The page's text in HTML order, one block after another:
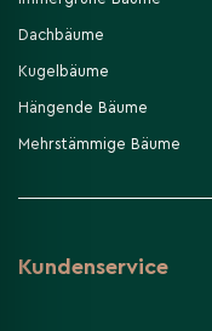
Dachbäume
Kugelbäume
Hängende Bäume
Mehrstämmige Bäume
Kundenservice